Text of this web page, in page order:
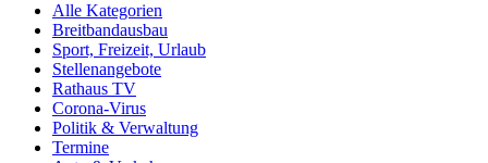
Alle Kategorien
Breitbandausbau
Sport, Freizeit, Urlaub
Stellenangebote
Rathaus TV
Corona-Virus
Politik & Verwaltung
Termine